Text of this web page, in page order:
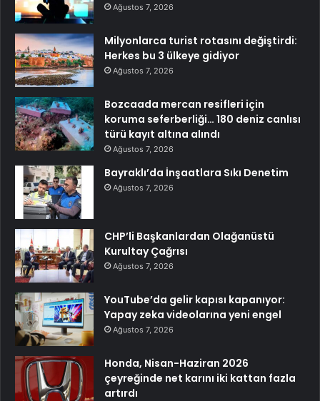
Ağustos 7, 2026
Milyonlarca turist rotasını değiştirdi:
Herkes bu 3 ülkeye gidiyor
Ağustos 7, 2026
Bozcaada mercan resifleri için
koruma seferberliği… 180 deniz canlısı
türü kayıt altına alındı
Ağustos 7, 2026
Bayraklı’da İnşaatlara Sıkı Denetim
Ağustos 7, 2026
CHP’li Başkanlardan Olağanüstü
Kurultay Çağrısı
Ağustos 7, 2026
YouTube’da gelir kapısı kapanıyor:
Yapay zeka videolarına yeni engel
Ağustos 7, 2026
Honda, Nisan-Haziran 2026
çeyreğinde net karını iki kattan fazla
artırdı